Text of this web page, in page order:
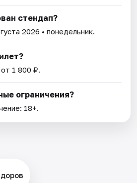
стендап?
2026 • понедельник.
1 800 ₽.
ограничения?
18+.